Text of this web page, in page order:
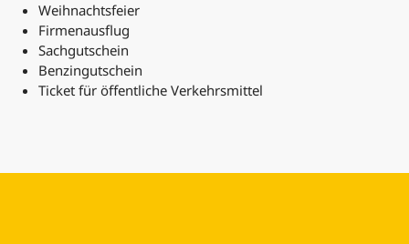
Weihnachtsfeier
Firmenausflug
Sachgutschein
Benzingutschein
Ticket für öffentliche Verkehrsmittel